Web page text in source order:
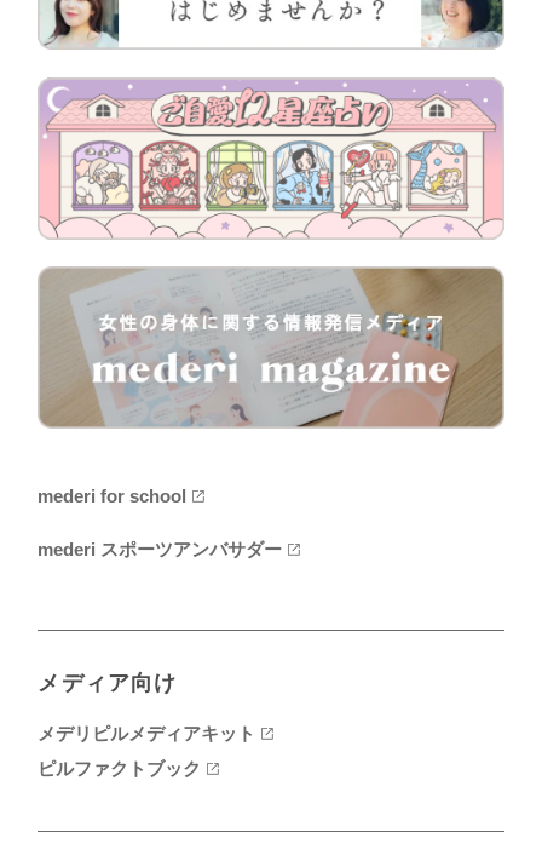
mederi for school
mederi スポーツアンバサダー
メディア向け
メデリピルメディアキット
ピルファクトブック